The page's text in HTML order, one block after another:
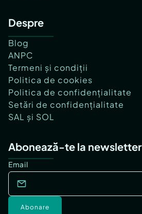
Despre
Blog
ANPC
Termeni și condiții
Politica de cookies
Politica de confidențialitate
Setări de confidențialitate
SAL și SOL
Abonează-te la newsletter
Email
Abonare